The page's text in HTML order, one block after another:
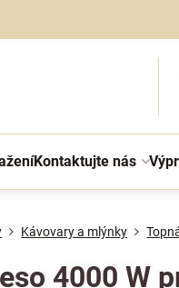
Kontaktujte nás
Kávovary a mlýnky
4000 W